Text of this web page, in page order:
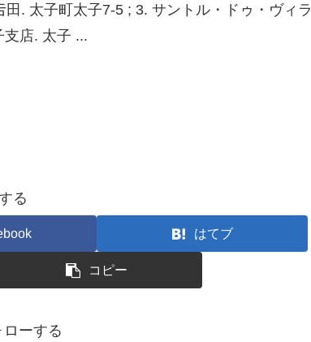
. 太子町太子7-5 ; 3. サントル・ドゥ・ヴィラ
店. 太子 ...
る
はてブ
コピー
ーする